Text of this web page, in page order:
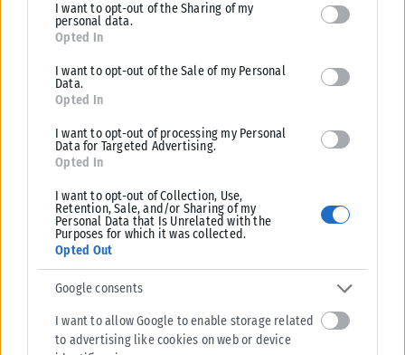
deny consent to Google and its third-party tags to use your data
for below specified purposes in below Google consent section.
I want to opt-out of the Sharing of my
personal data.
Opted In
I want to opt-out of the Sale of my Personal
Data.
Opted In
I want to opt-out of processing my Personal
Data for Targeted Advertising.
Opted In
I want to opt-out of Collection, Use,
Retention, Sale, and/or Sharing of my
Personal Data that Is Unrelated with the
Purposes for which it was collected.
Opted Out
Google consents
I want to allow Google to enable storage related
to advertising like cookies on web or device
ΠΑΡΑΠΟΛΙΤΙΚΆ
Ένας παγκόσμιος πρωταθλητής στο πλευρό του Δ.Ασλανίδη
Μια συμπόρευση που έχει «άρωμα» πρωταθλητή πέτυχε ο δήμαρχος
Παύλου Μελά, Δημήτρης Ασλανίδης. Τι κι αν οι δημοτικές εκλογές
αργούν...
ΑΝΑΡΤΉΘΗΚΕ ΑΠΌΒΟΎΛΑ ΑΛΜΑΛΙΏΤΗ 31/07/2026